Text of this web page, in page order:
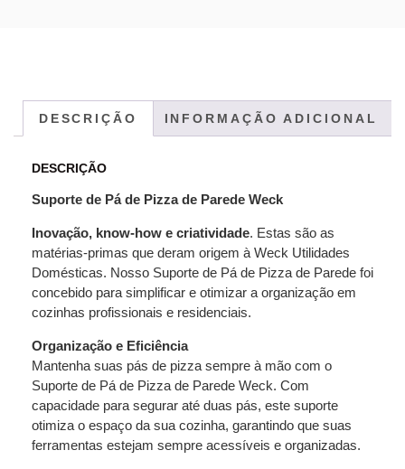
DESCRIÇÃO INFORMAÇÃO ADICIONAL
DESCRIÇÃO
Suporte de Pá de Pizza de Parede Weck
Inovação, know-how e criatividade. Estas são as
matérias-primas que deram origem à Weck Utilidades
Domésticas. Nosso Suporte de Pá de Pizza de Parede foi
concebido para simplificar e otimizar a organização em
cozinhas profissionais e residenciais.
Organização e Eficiência
Mantenha suas pás de pizza sempre à mão com o
Suporte de Pá de Pizza de Parede Weck. Com
capacidade para segurar até duas pás, este suporte
otimiza o espaço da sua cozinha, garantindo que suas
ferramentas estejam sempre acessíveis e organizadas.